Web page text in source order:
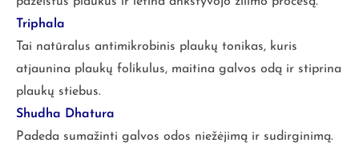
Triphala
Tai natūralus antimikrobinis plaukų tonikas, kuris
atjaunina plaukų folikulus, maitina galvos odą ir stiprina
plaukų stiebus.
Shudha Dhatura
Padeda sumažinti galvos odos niežėjimą ir sudirginimą.